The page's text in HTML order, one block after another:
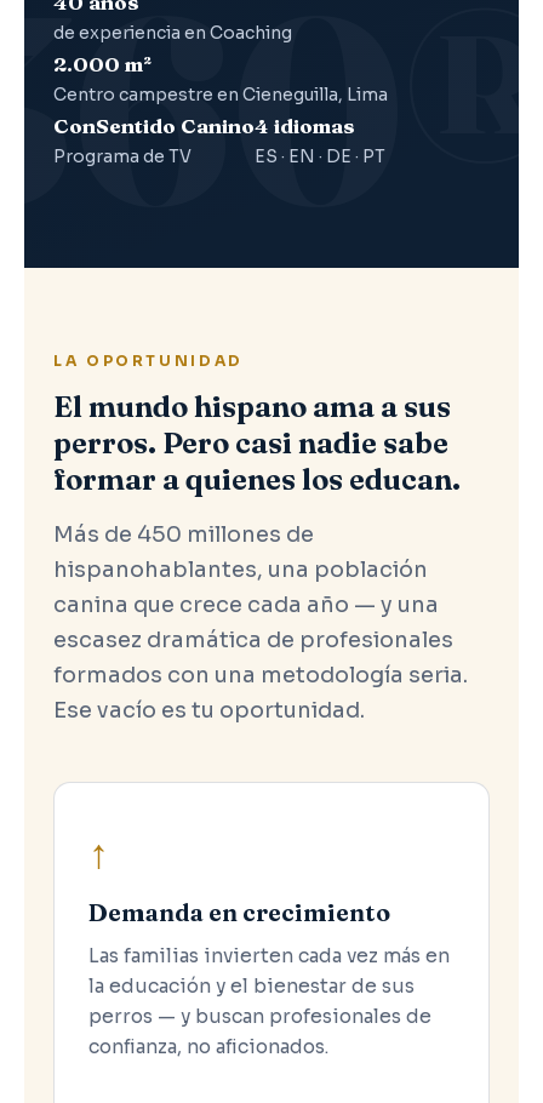
de experiencia en Coaching
2.000 m²
Centro campestre en Cieneguilla, Lima
ConSentido Canino
Programa de TV
4 idiomas
ES · EN · DE · PT
LA OPORTUNIDAD
El mundo hispano ama a sus
perros. Pero casi nadie sabe
formar a quienes los educan.
Más de 450 millones de
hispanohablantes, una población
canina que crece cada año — y una
escasez dramática de profesionales
formados con una metodología seria.
Ese vacío es tu oportunidad.
↑
Demanda en crecimiento
Las familias invierten cada vez más en
la educación y el bienestar de sus
perros — y buscan profesionales de
confianza, no aficionados.